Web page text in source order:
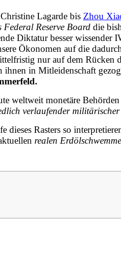
Lagarde bis Zhou
Federal Reserve Board die
Diktatur besser wissender
Ökonomen auf die
nur auf dem Rücken
ihnen in Mitleidenschaft
weltweit monetäre
verlaufender
Rasters so
realen